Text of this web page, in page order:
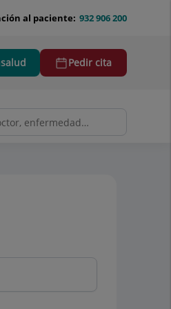
932 906 200
al paciente:
Pedir cita